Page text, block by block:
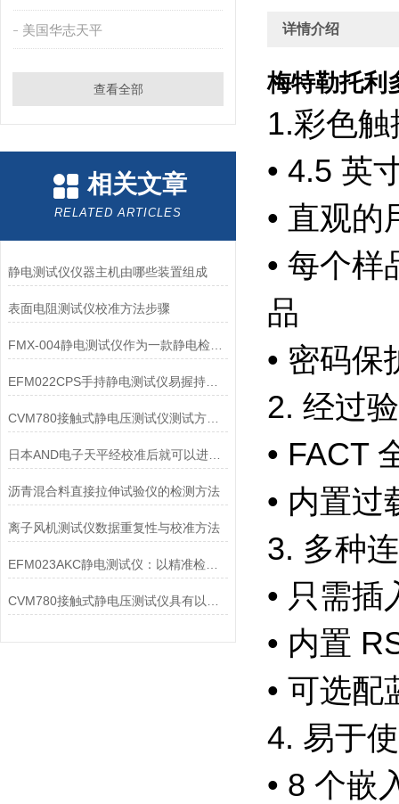
美国华志天平
查看全部
相关文章
RELATED ARTICLES
静电测试仪仪器主机由哪些装置组成
表面电阻测试仪校准方法步骤
EFM022CPS手持静电测试仪易握持，易操作
CVM780接触式静电压测试仪测试方式，大家可以来此看看
日本AND电子天平经校准后就可以进行称量了
沥青混合料直接拉伸试验仪的检测方法
离子风机测试仪数据重复性与校准方法
详情介绍
梅特勒托利
1.彩色
• 4.5 英
• 直观的
• 每个
品
• 密码保
2. 经过
• FACT
• 内置过
3. 多种
• 只需
• 内置
• 可选配
4. 易于
• 8 个嵌